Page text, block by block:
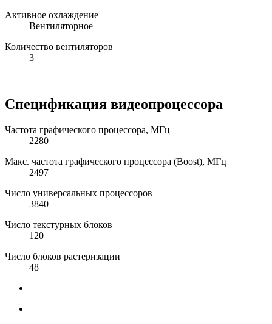
Активное охлаждение
Вентиляторное
Количество вентиляторов
3
Спецификация видеопроцессора
Частота графического процессора, МГц
2280
Макс. частота графического процессора (Boost), МГц
2497
Число универсальных процессоров
3840
Число текстурных блоков
120
Число блоков растеризации
48